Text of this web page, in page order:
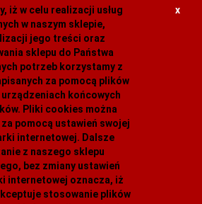
iż w celu realizacji usług
w naszym sklepie,
jego treści oraz
sklepu do Państwa
potrzeb korzystamy z
za pomocą plików
końcowych
Pliki cookies można
pomocą ustawień swojej
internetowej. Dalsze
z naszego sklepu
bez zmiany ustawień
internetowej oznacza, iż
stosowanie plików
x